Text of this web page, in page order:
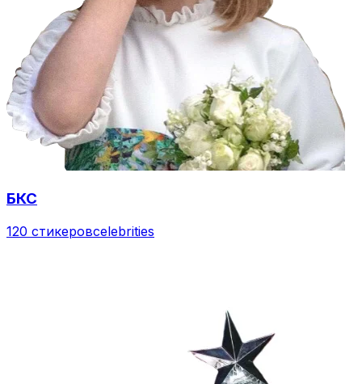
БКС
120 стикеровcelebrities